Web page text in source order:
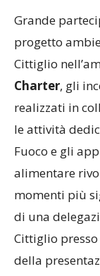
Grande
progetto
Cittiglio
Charter, gli
realizzati in
le attività
Fuoco e gli
alimentare
momenti più
di una
Cittiglio presso